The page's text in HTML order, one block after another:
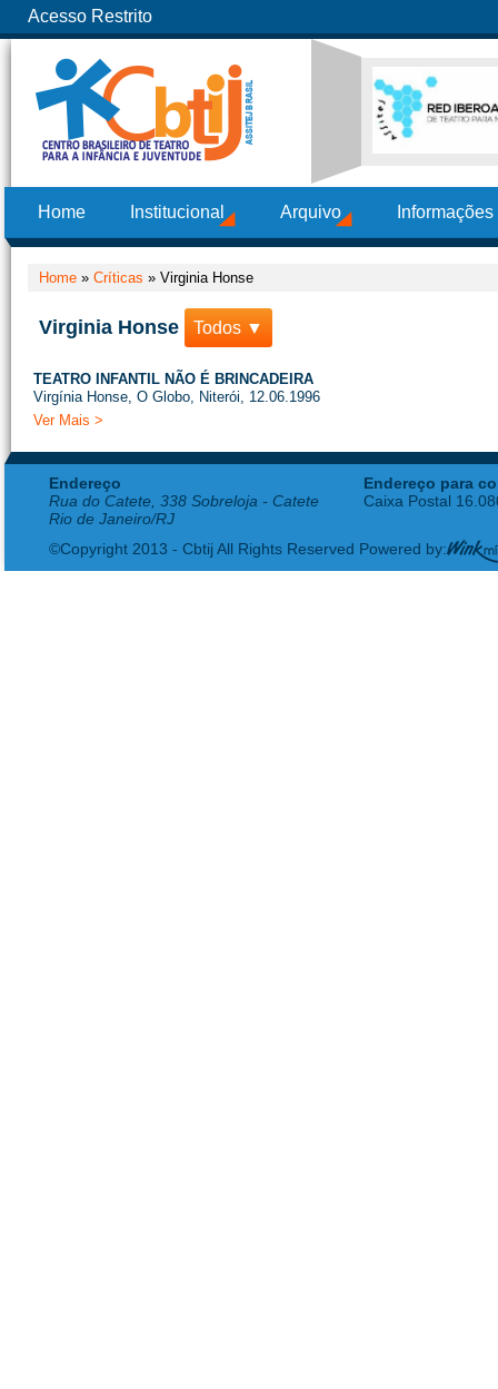
Acesso Restrito
Home Institucional Arquivo
Home » Críticas » Virginia Honse
Virginia Honse Todos ▼
TEATRO INFANTIL NÃO É BRINCADEIRA
Virgínia Honse, O Globo, Niterói, 12.06.1996
Ver Mais >
Endereço
Rua do Catete, 338 Sobreloja - Catete
Rio de Janeiro/RJ
Endereço para
Caixa Postal
©Copyright 2013 - Cbtij All Rights Reserved Powered by: